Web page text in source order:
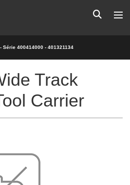
Série 400414000 - 401321134
Track
Carrier